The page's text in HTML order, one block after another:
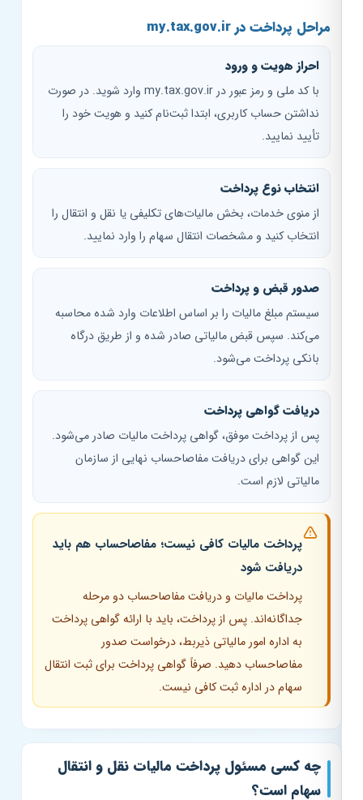
مراحل پرداخت در my.tax.gov.ir
احراز هویت و ورود
با کد ملی و رمز عبور در my.tax.gov.ir وارد شوید. در صورت
نداشتن حساب کاربری، ابتدا ثبت‌نام کنید و هویت خود را
تأیید نمایید.
انتخاب نوع پرداخت
از منوی خدمات، بخش مالیات‌های تکلیفی یا نقل و انتقال را
انتخاب کنید و مشخصات انتقال سهام را وارد نمایید.
صدور قبض و پرداخت
سیستم مبلغ مالیات را بر اساس اطلاعات وارد شده محاسبه
می‌کند. سپس قبض مالیاتی صادر شده و از طریق درگاه
بانکی پرداخت می‌شود.
دریافت گواهی پرداخت
پس از پرداخت موفق، گواهی پرداخت مالیات صادر می‌شود.
این گواهی برای دریافت مفاصاحساب نهایی از سازمان
مالیاتی لازم است.
پرداخت مالیات کافی نیست؛ مفاصاحساب هم باید
دریافت شود
پرداخت مالیات و دریافت مفاصاحساب دو مرحله
جداگانه‌اند. پس از پرداخت، باید با ارائه گواهی پرداخت
به اداره امور مالیاتی ذیربط، درخواست صدور
مفاصاحساب دهید. صرفاً گواهی پرداخت برای ثبت انتقال
سهام در اداره ثبت کافی نیست.
چه کسی مسئول پرداخت مالیات نقل و انتقال
سهام است؟